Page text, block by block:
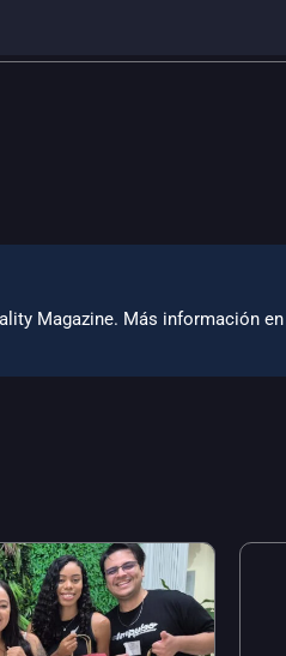
Magazine. Más información en